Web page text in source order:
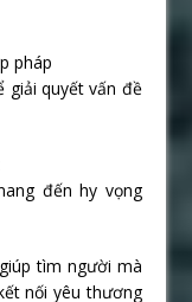
pháp
giải quyết vấn đề
đến hy vọng
tìm người mà
nối yêu thương